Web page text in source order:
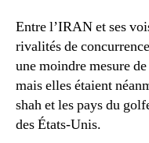
Entre l’IRAN et ses
rivalités de
une moindre mesure
mais elles étaient
shah et les pays du
des États-Unis.